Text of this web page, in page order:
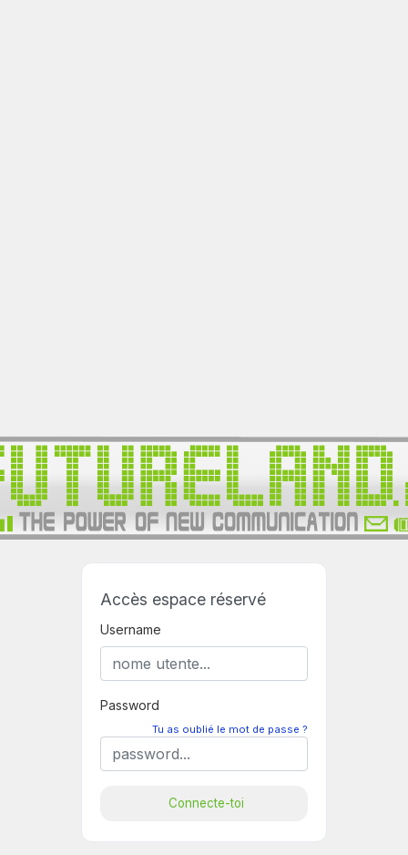
Accès espace réservé
Username
Password
Tu as oublié le mot de passe ?
Connecte-toi